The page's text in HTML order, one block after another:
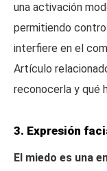
una activación
permitiendo
interfiere en el
Artículo
reconocerla y qué
3. Expresión
El miedo es una